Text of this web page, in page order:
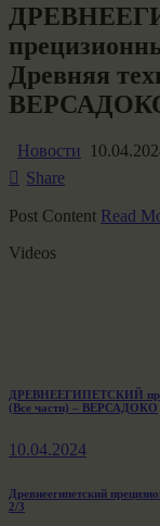
Древняя
Новости
Share
Post Content Read
​Videos
Навигация
записям
Previous
post:
ДРЕВНЕЕГИПЕТСКИЙ
(Все части) – ВЕРСАДОКО
10.04.2024
Next
post:
Древнеегипетский
2/3